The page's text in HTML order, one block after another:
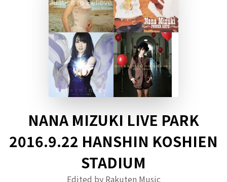
NANA MIZUKI LIVE PARK
2016.9.22 HANSHIN KOSHIEN
STADIUM
Edited by Rakuten Music